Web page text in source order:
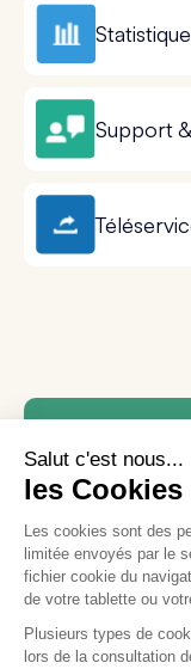
Support
Besoin
formation
Notre équipe
Contactez le
Nous
et vos